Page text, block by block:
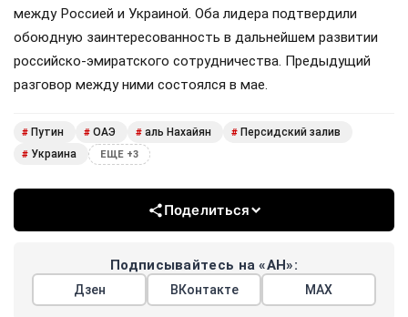
между Россией и Украиной. Оба лидера подтвердили
обоюдную заинтересованность в дальнейшем развитии
российско-эмиратского сотрудничества. Предыдущий
разговор между ними состоялся в мае.
# Путин # ОАЭ # аль Нахайян # Персидский залив
# Украина ЕЩЕ +3
Поделиться
Подписывайтесь на «АН»:
Дзен ВКонтакте МАХ